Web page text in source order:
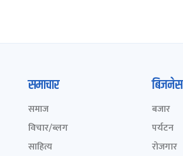
समाचार
समाज
विचार/ब्लग
साहित्य
बिजनेस
बजार
पर्यटन
रोजगार